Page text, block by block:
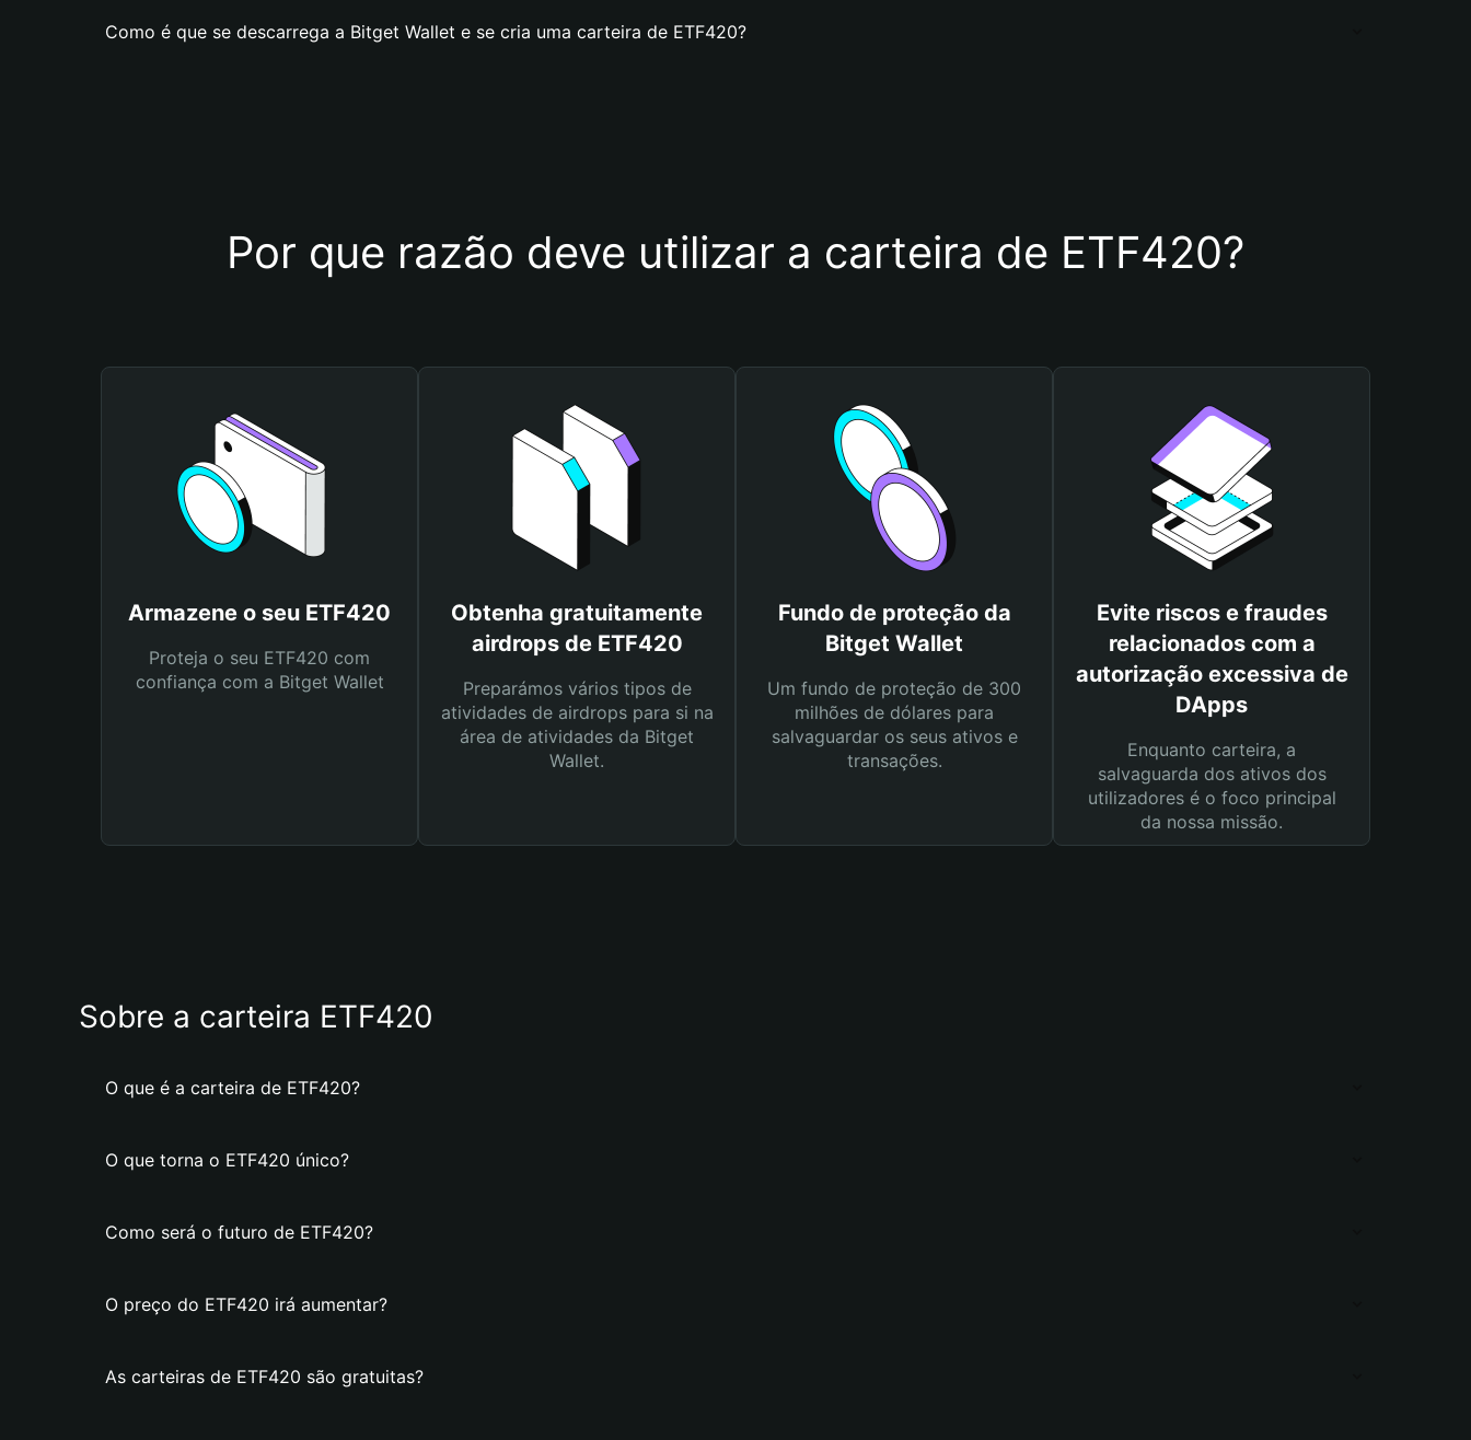
Como é que se descarrega a Bitget Wallet e se cria uma carteira de ETF420?
Por que razão deve utilizar a carteira de ETF420?
Armazene o seu ETF420
Proteja o seu ETF420 com
confiança com a Bitget Wallet
Obtenha gratuitamente
airdrops de ETF420
Preparámos vários tipos de
atividades de airdrops para si na
área de atividades da Bitget
Wallet.
Fundo de proteção da
Bitget Wallet
Um fundo de proteção de 300
milhões de dólares para
salvaguardar os seus ativos e
transações.
Evite riscos e fraudes
relacionados com a
autorização excessiva de
DApps
Enquanto carteira, a
salvaguarda dos ativos dos
utilizadores é o foco principal
da nossa missão.
Sobre a carteira ETF420
O que é a carteira de ETF420?
O que torna o ETF420 único?
Como será o futuro de ETF420?
O preço do ETF420 irá aumentar?
As carteiras de ETF420 são gratuitas?